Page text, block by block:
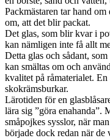
Packmästaren tar hand
om, att det blir packat.
Det glas, som blir kvar i
kan nämligen inte få allt
Detta glas och sådant,
kan smältas om och
kvalitet på råmaterialet.
skokrämsburkar.
Lärotiden för en
lära sig ”göra enahanda”.
småpojkes sysslor, när
började dock redan när de